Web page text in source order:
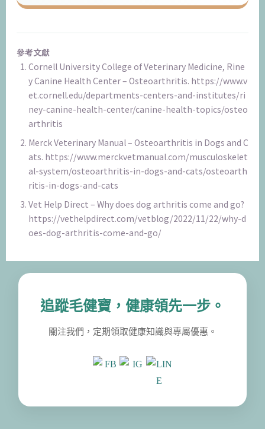
參考文獻
Cornell University College of Veterinary Medicine, Rine
y Canine Health Center – Osteoarthritis. https://www.v
et.cornell.edu/departments-centers-and-institutes/ri
ney-canine-health-center/canine-health-topics/osteo
arthritis
Merck Veterinary Manual – Osteoarthritis in Dogs and C
ats. https://www.merckvetmanual.com/musculoskelet
al-system/osteoarthritis-in-dogs-and-cats/osteoarth
ritis-in-dogs-and-cats
Vet Help Direct – Why does dog arthritis come and go?
https://vethelpdirect.com/vetblog/2022/11/22/why-d
oes-dog-arthritis-come-and-go/
追蹤毛健寶，健康領先一步。
關注我們，定期領取健康知識與專屬優惠。